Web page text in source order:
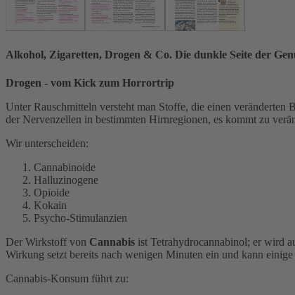
Alkohol, Zigaretten, Drogen & Co. Die dunkle Seite der
Drogen - vom Kick zum Horrortrip
Unter Rauschmitteln versteht man Stoffe, die einen
der Nervenzellen in bestimmten Hirnregionen, es kommt zu
Wir unterscheiden:
Cannabinoide
Halluzinogene
Opioide
Kokain
Psycho-Stimulanzien
Der Wirkstoff von Cannabis ist Tetrahydrocannabinol; er wird
Wirkung setzt bereits nach wenigen Minuten ein und kann einige
Cannabis-Konsum führt zu: